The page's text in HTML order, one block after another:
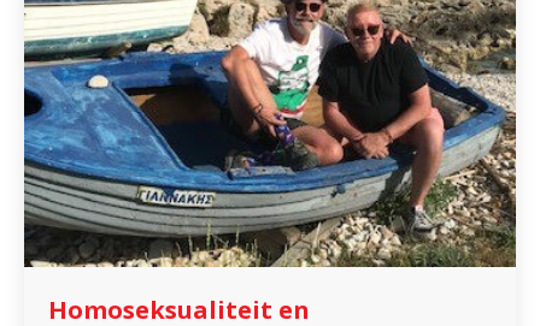
Homoseksualiteit en